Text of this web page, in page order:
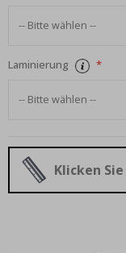
Laminierung
Klicken